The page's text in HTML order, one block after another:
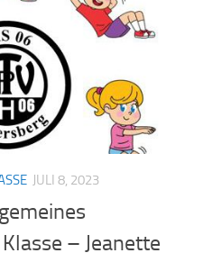
JULI 8, 2023
– Jeanette